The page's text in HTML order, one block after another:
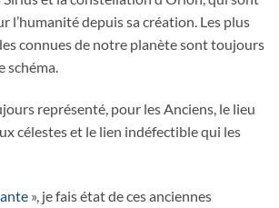
l’humanité depuis sa création. Les plus
connues de notre planète sont toujours
schéma.
représenté, pour les Anciens, le lieu
célestes et le lien indéfectible qui les
», je fais état de ces anciennes